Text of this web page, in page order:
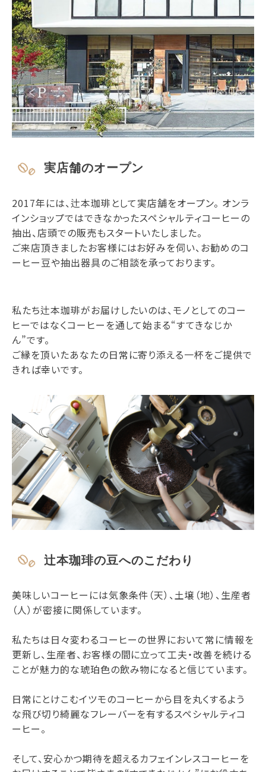
実店舗のオープン
2017年には、辻本珈琲として実店舗をオープン。 オンラ
インショップではできなかったスペシャルティコーヒーの
抽出、店頭での販売もスタートいたしました。
ご来店頂きましたお客様にはお好みを伺い、お勧めのコ
ーヒー豆や抽出器具のご相談を承っております。
私たち辻本珈琲がお届けしたいのは、モノとしてのコー
ヒーではなくコーヒーを通して始まる“すてきなじか
ん”です。
ご縁を頂いたあなたの日常に寄り添える一杯をご提供で
きれば幸いです。
辻本珈琲の豆へのこだわり
美味しいコーヒーには気象条件（天）、土壌（地）、生産者
（人）が密接に関係しています。
私たちは日々変わるコーヒーの世界において常に情報を
更新し、生産者、お客様の間に立って工夫・改善を続ける
ことが魅力的な琥珀色の飲み物になると信じています。
日常にとけこむイツモのコーヒーから目を丸くするよう
な飛び切り綺麗なフレーバーを有するスペシャルティコ
ーヒー。
そして、安心かつ期待を超えるカフェインレスコーヒーを